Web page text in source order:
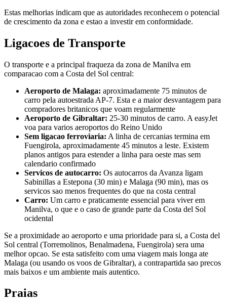
Estas melhorias indicam que as autoridades reconhecem o potencial
de crescimento da zona e estao a investir em conformidade.
Ligacoes de Transporte
O transporte e a principal fraqueza da zona de Manilva em
comparacao com a Costa del Sol central:
Aeroporto de Malaga: aproximadamente 75 minutos de
carro pela autoestrada AP-7. Esta e a maior desvantagem para
compradores britanicos que voam regularmente
Aeroporto de Gibraltar: 25-30 minutos de carro. A easyJet
voa para varios aeroportos do Reino Unido
Sem ligacao ferroviaria: A linha de cercanias termina em
Fuengirola, aproximadamente 45 minutos a leste. Existem
planos antigos para estender a linha para oeste mas sem
calendario confirmado
Servicos de autocarro: Os autocarros da Avanza ligam
Sabinillas a Estepona (30 min) e Malaga (90 min), mas os
servicos sao menos frequentes do que na costa central
Carro: Um carro e praticamente essencial para viver em
Manilva, o que e o caso de grande parte da Costa del Sol
ocidental
Se a proximidade ao aeroporto e uma prioridade para si, a Costa del
Sol central (Torremolinos, Benalmadena, Fuengirola) sera uma
melhor opcao. Se esta satisfeito com uma viagem mais longa ate
Malaga (ou usando os voos de Gibraltar), a contrapartida sao precos
mais baixos e um ambiente mais autentico.
Praias